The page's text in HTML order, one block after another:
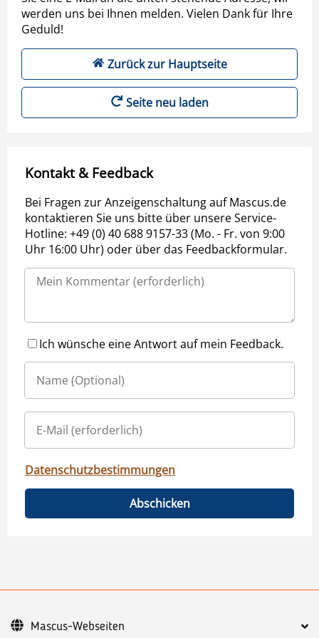
werden uns bei Ihnen melden. Vielen Dank für Ihre
Geduld!
Zurück zur Hauptseite
Seite neu laden
Kontakt & Feedback
Bei Fragen zur Anzeigenschaltung auf Mascus.de
kontaktieren Sie uns bitte über unsere Service-
Hotline: +49 (0) 40 688 9157-33 (Mo. - Fr. von 9:00
Uhr 16:00 Uhr) oder über das Feedbackformular.
Ich wünsche eine Antwort auf mein Feedback.
Datenschutzbestimmungen
Abschicken
Mascus-Webseiten